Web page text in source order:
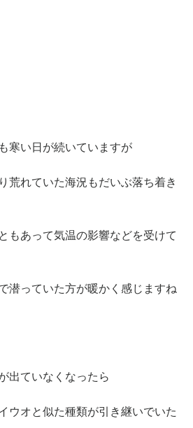
寒い日が続いていますが
荒れていた海況もだいぶ落ち着き
もあって気温の影響などを受けて
潜っていた方が暖かく感じますね
出ていなくなったら
ウオと似た種類が引き継いでいた